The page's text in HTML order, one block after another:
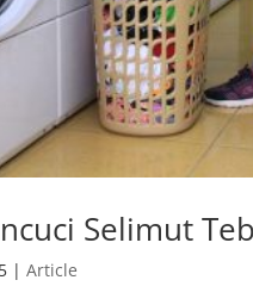
Selimut
|Article